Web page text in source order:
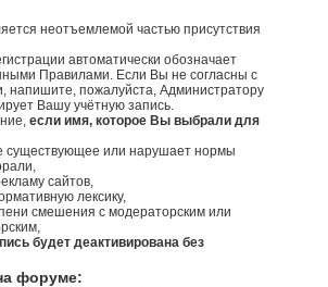
неотъемлемой частью присутствия
автоматически обозначает
Правилами. Если Вы не согласны с
напишите, пожалуйста, Администратору
Вашу учётную запись.
если имя, которое Вы выбрали для
существующее или нарушает нормы
сайтов,
лексику,
смешения с модераторским или
будет деактивирована без
форуме: